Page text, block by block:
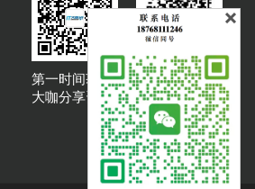
第一时间获取
大咖分享资讯
大咖说吐槽客服